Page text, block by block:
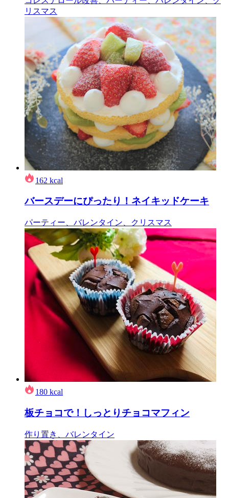
リスマス
162 kcal
バースデーにぴったり！ネイキッドケーキ
パーティー、バレンタイン、クリスマス
180 kcal
板チョコで！しっとりチョコマフィン
作り置き、バレンタイン